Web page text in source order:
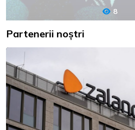
8
Partenerii noștri